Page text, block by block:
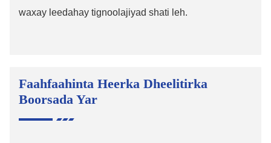
waxay leedahay tignoolajiyad shati leh.
Faahfaahinta Heerka Dheelitirka
Boorsada Yar